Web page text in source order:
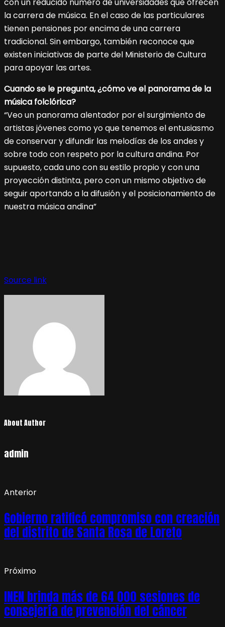
con un reducido número de universidades que ofrecen
la carrera de música. En el caso de las particulares
tienen pensiones por encima de una carrera
tradicional. Sin embargo, también reconoce que
existen iniciativas de parte del Ministerio de Cultura
para apoyar las artes.
Cuando se le pregunta, ¿cómo ve el panorama de la
música folclórica?
“Veo un panorama alentador por el surgimiento de
artistas jóvenes como yo que tenemos el entusiasmo
de conservar y difundir las melodías de los andes y
sobre todo con respeto por la cultura andina. Por
supuesto, cada uno con su estilo propio y con una
proyección distinta, pero con un mismo objetivo de
seguir aportando a la difusión y el posicionamiento de
nuestra música andina”
Source link
About Author
admin
Anterior
Gobierno ratificó compromiso con creación
del distrito de Santa Rosa de Loreto
Próximo
INEN brinda más de 64 000 sesiones de
consejería de prevención del cáncer